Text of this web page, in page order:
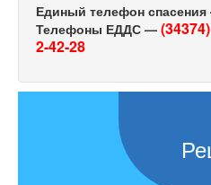
Единый телефон
Телефоны ЕДДС —
2-42-28